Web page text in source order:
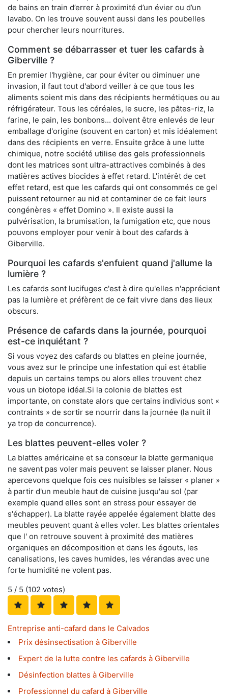
de bains en train d’errer à proximité d’un évier ou d’un
lavabo. On les trouve souvent aussi dans les poubelles
pour chercher leurs nourritures.
Comment se débarrasser et tuer les cafards à
Giberville ?
En premier l'hygiène, car pour éviter ou diminuer une
invasion, il faut tout d'abord veiller à ce que tous les
aliments soient mis dans des récipients hermétiques ou au
réfrigérateur. Tous les céréales, le sucre, les pâtes-riz, la
farine, le pain, les bonbons... doivent être enlevés de leur
emballage d'origine (souvent en carton) et mis idéalement
dans des récipients en verre. Ensuite grâce à une lutte
chimique, notre société utilise des gels professionnels
dont les matrices sont ultra-attractives combinés à des
matières actives biocides à effet retard. L'intérêt de cet
effet retard, est que les cafards qui ont consommés ce gel
puissent retourner au nid et contaminer de ce fait leurs
congénères « effet Domino ». Il existe aussi la
pulvérisation, la brumisation, la fumigation etc, que nous
pouvons employer pour venir à bout des cafards à
Giberville.
Pourquoi les cafards s'enfuient quand j'allume la
lumière ?
Les cafards sont lucifuges c'est à dire qu'elles n'apprécient
pas la lumière et préfèrent de ce fait vivre dans des lieux
obscurs.
Présence de cafards dans la journée, pourquoi
est-ce inquiétant ?
Si vous voyez des cafards ou blattes en pleine journée,
vous avez sur le principe une infestation qui est établie
depuis un certains temps ou alors elles trouvent chez
vous un biotope idéal.Si la colonie de blattes est
importante, on constate alors que certains individus sont «
contraints » de sortir se nourrir dans la journée (la nuit il
ya trop de concurrence).
Les blattes peuvent-elles voler ?
La blattes américaine et sa consœur la blatte germanique
ne savent pas voler mais peuvent se laisser planer. Nous
apercevons quelque fois ces nuisibles se laisser « planer »
à partir d'un meuble haut de cuisine jusqu'au sol (par
exemple quand elles sont en stress pour essayer de
s'échapper). La blatte rayée appelée également blatte des
meubles peuvent quant à elles voler. Les blattes orientales
que l' on retrouve souvent à proximité des matières
organiques en décomposition et dans les égouts, les
canalisations, les caves humides, les vérandas avec une
forte humidité ne volent pas.
5 / 5 (102 votes)
Entreprise anti-cafard dans le Calvados
Prix désinsectisation à Giberville
Expert de la lutte contre les cafards à Giberville
Désinfection blattes à Giberville
Professionnel du cafard à Giberville